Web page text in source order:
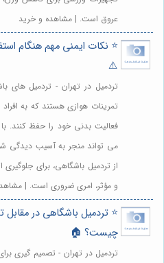
عروق است. | مشاهده و خرید
⭐️ نکات ایمنی مهم هنگام
⚠️
تردمیل در تهران - تردمیل های
تمرینات هوازی هستند که به
فعالیت بدنی خود را حفظ کنند.
می تواند منجر به آسیب دیدگی
از تردمیل باشگاهی، برای
و مؤثر، امری ضروری است. |
⭐️ تردمیل باشگاهی در
چیست؟ 🏠
تردمیل در تهران - تصمیم گیری